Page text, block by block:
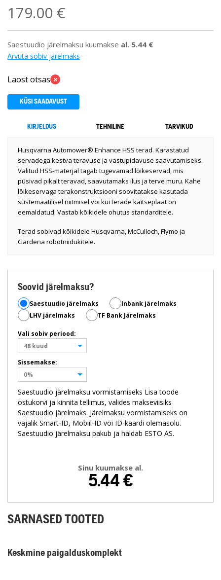
179.00 €
Saestuudio järelmaksu kuumakse al. 5.44 €
Arvuta sobiv järelmaks
Laost otsas
KÜSI SAADAVUST
KIRJELDUS TEHNILINE TARVIKUD
Husqvarna Automower® Enhance HSS terad. Karastatud
servadega kestva teravuse ja vastupidavuse saavutamiseks.
Valitud HSS-materjal tagab tugevamad lõikeservad, mis
püsivad pikalt teravad, saavutamaks ilus ja terve muru. Kahe
lõikeservaga terakonstruktsiooni soovitatakse kasutada
süstemaatilisel niitmisel või kui terade kaitseplaat on
eemaldatud. Vastab kõikidele ohutus standarditele.
Terad sobivad kõikidele Husqvarna, McCulloch, Flymo ja
Gardena robotniidukitele.
Soovid järelmaksu?
Saestuudio järelmaks
Inbank järelmaks
LHV järelmaks
TF Bank Järelmaks
Vali sobiv periood:
48 kuud
Sissemakse:
0%
Saestuudio järelmaksu vormistamiseks Lisa toode
ostukorvi ja kinnita tellimus, valides makseviisiks
Saestuudio järelmaks. Järelmaksu vormistamiseks on
vajalik Smart-ID, Mobiil-ID või ID-kaardi olemasolu.
Saestuudio järelmaksu pakub ja haldab ESTO AS.
Sinu kuumakse al.
5.44€
SARNASED TOOTED
Keskmine paigalduskomplekt